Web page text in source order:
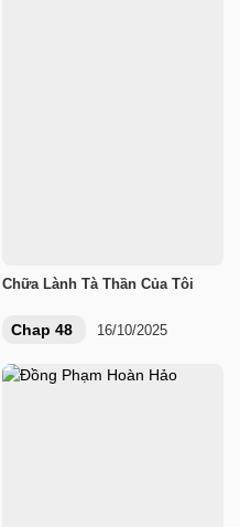
Chữa Lành Tà Thần Của Tôi
Chap 48 16/10/2025